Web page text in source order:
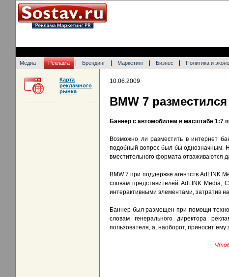
Медиа Реклама Брендинг Маркетинг Бизнес Политика и
10.06.2009
BMW 7
Баннер с автомобилем в масштабе 1:7
Возможно ли разместить в интернет
подобный вопрос был бы однозначным.
вместительного формата отваживаются
BMW 7 при поддержке агентств AdLINK
словам представителей AdLINK Media,
интерактивными элементами, затратив
Баннер был размещен при помощи
словам генерального директора
пользователя, а, наоборот, приносит ему
Карта
рекламного
рынка